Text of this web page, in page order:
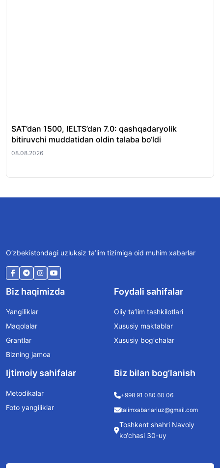
SAT’dan 1500, IELTS’dan 7.0: qashqadaryolik
bitiruvchi muddatidan oldin talaba bo‘ldi
08.08.2026
O‘zbekistondagi uzluksiz ta’lim tizimiga oid muhim xabarlar
Biz haqimizda
Yangiliklar
Maqolalar
Grantlar
Bizning jamoa
Foydali sahifalar
Oliy ta’lim tashkilotlari
Xususiy maktablar
Xususiy bog‘chalar
Ijtimoiy sahifalar
Metodikalar
Foto yangiliklar
Biz bilan bog’lanish
+998 91 080 60 06
talimxabarlariuz@gmail.com
Toshkent shahri Navoiy
ko‘chasi 30-uy